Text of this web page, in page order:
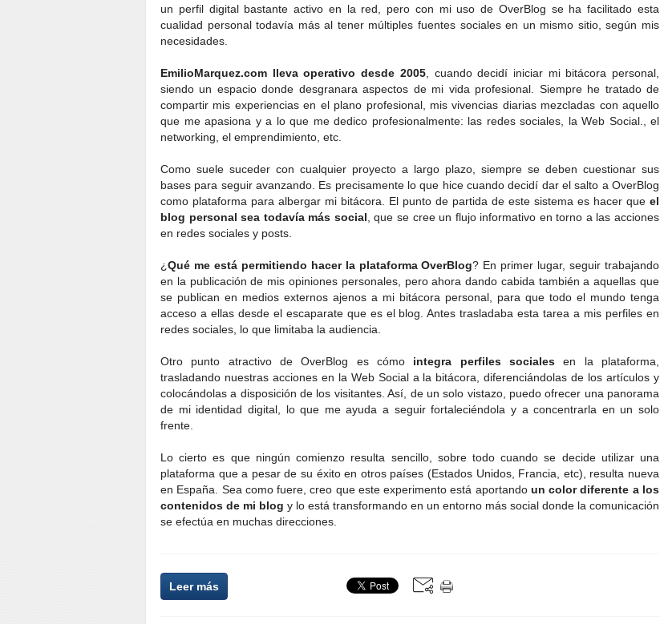
un perfil digital bastante activo en la red, pero con mi uso de OverBlog se ha facilitado esta
cualidad personal todavía más al tener múltiples fuentes sociales en un mismo sitio, según mis
necesidades.
EmilioMarquez.com lleva operativo desde 2005, cuando decidí iniciar mi bitácora personal,
siendo un espacio donde desgranara aspectos de mi vida profesional. Siempre he tratado de
compartir mis experiencias en el plano profesional, mis vivencias diarias mezcladas con aquello
que me apasiona y a lo que me dedico profesionalmente: las redes sociales, la Web Social., el
networking, el emprendimiento, etc.
Como suele suceder con cualquier proyecto a largo plazo, siempre se deben cuestionar sus
bases para seguir avanzando. Es precisamente lo que hice cuando decidí dar el salto a OverBlog
como plataforma para albergar mi bitácora. El punto de partida de este sistema es hacer que el
blog personal sea todavía más social , que se cree un flujo informativo en torno a las acciones
en redes sociales y posts.
¿Qué me está permitiendo hacer la plataforma OverBlog? En primer lugar, seguir trabajando
en la publicación de mis opiniones personales, pero ahora dando cabida también a aquellas que
se publican en medios externos ajenos a mi bitácora personal, para que todo el mundo tenga
acceso a ellas desde el escaparate que es el blog. Antes trasladaba esta tarea a mis perfiles en
redes sociales, lo que limitaba la audiencia.
Otro punto atractivo de OverBlog es cómo integra perfiles sociales en la plataforma,
trasladando nuestras acciones en la Web Social a la bitácora, diferenciándolas de los artículos y
colocándolas a disposición de los visitantes. Así, de un solo vistazo, puedo ofrecer una panorama
de mi identidad digital, lo que me ayuda a seguir fortaleciéndola y a concentrarla en un solo
frente.
Lo cierto es que ningún comienzo resulta sencillo, sobre todo cuando se decide utilizar una
plataforma que a pesar de su éxito en otros países (Estados Unidos, Francia, etc), resulta nueva
en España. Sea como fuere, creo que este experimento está aportando un color diferente a los
contenidos de mi blog y lo está transformando en un entorno más social donde la comunicación
se efectúa en muchas direcciones.
Leer más